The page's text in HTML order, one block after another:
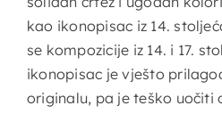
kao ikonopisac iz 14.
se kompozicije iz 14. i 17.
ikonopisac je vješto
originalu, pa je teško uočiti